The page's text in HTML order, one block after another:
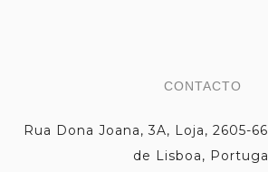
CONTACTO
Rua Dona Joana, 3A, Loja, 2605-
de Lisboa,